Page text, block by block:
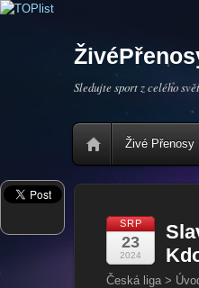
Sledujte sport z celého
Živé Přenosy
SRP
23
2024
Česká liga >